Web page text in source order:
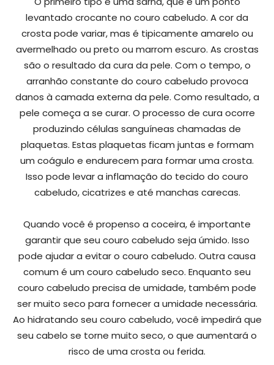
levantado crocante no couro cabeludo. A cor da
crosta pode variar, mas é tipicamente amarelo ou
avermelhado ou preto ou marrom escuro. As crostas
são o resultado da cura da pele. Com o tempo, o
arranhão constante do couro cabeludo provoca
danos à camada externa da pele. Como resultado, a
pele começa a se curar. O processo de cura ocorre
produzindo células sanguíneas chamadas de
plaquetas. Estas plaquetas ficam juntas e formam
um coágulo e endurecem para formar uma crosta.
Isso pode levar a inflamação do tecido do couro
cabeludo, cicatrizes e até manchas carecas.
Quando você é propenso a coceira, é importante
garantir que seu couro cabeludo seja úmido. Isso
pode ajudar a evitar o couro cabeludo. Outra causa
comum é um couro cabeludo seco. Enquanto seu
couro cabeludo precisa de umidade, também pode
ser muito seco para fornecer a umidade necessária.
Ao hidratando seu couro cabeludo, você impedirá que
seu cabelo se torne muito seco, o que aumentará o
risco de uma crosta ou ferida.